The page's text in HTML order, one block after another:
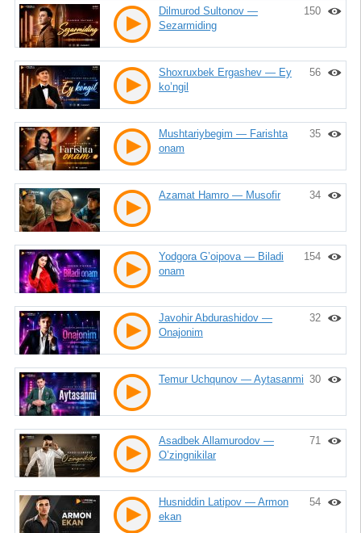
150
Dilmurod Sultonov —
Sezarmiding
56
Shoxruxbek Ergashev — Ey
ko’ngil
35
Mushtariybegim — Farishta
onam
34
Azamat Hamro — Musofir
154
Yodgora G’oipova — Biladi
onam
32
Javohir Abdurashidov —
Onajonim
30
Temur Uchqunov — Aytasanmi
71
Asadbek Allamurodov —
O’zingnikilar
54
Husniddin Latipov — Armon
ekan